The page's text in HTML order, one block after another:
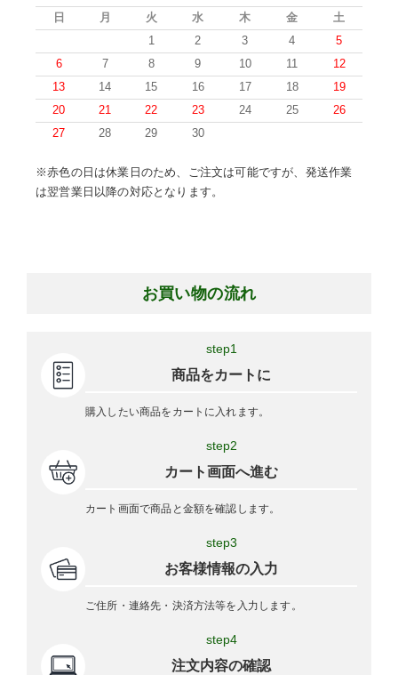
日 月 火 水 木 金
土
1
2 3 4
5
6
7 8 9 10 11
12
13
14 15 16 17 18
19
20
21 22 23 24 25
26
27
28 29 30
※赤色の日は休業日のため、ご注文は可能ですが、発送作業
は翌営業日以降の対応となります。
お買い物の流れ
step1
商品をカートに
購入したい商品をカートに入れます。
step2
カート画面へ進む
カート画面で商品と金額を確認します。
step3
お客様情報の入力
ご住所・連絡先・決済方法等を入力します。
step4
注文内容の確認